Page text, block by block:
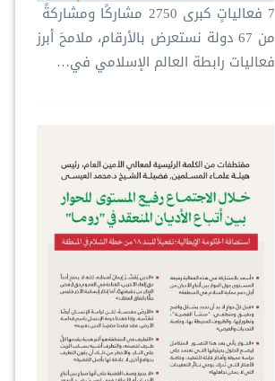
‏7 فعالياتٍ كبرى ‏2750 مشاركًا ومشاركةً ‏
من 67 دولة ‏نستعرض بالأرقام، ملامحَ أبرز
فعاليات ⁧‫رابطة العالم الإسلامي‬⁩ في…